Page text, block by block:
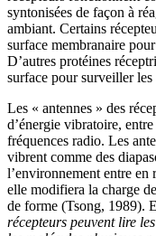
syntonisées de façon à
ambiant. Certains
surface membranaire
D’autres protéines
surface pour surveiller les
Les « antennes » des
d’énergie vibratoire,
fréquences radio. Les
vibrent comme des
l’environnement entre en
elle modifiera la charge
de forme (Tsong, 1989).
récepteurs peuvent lire